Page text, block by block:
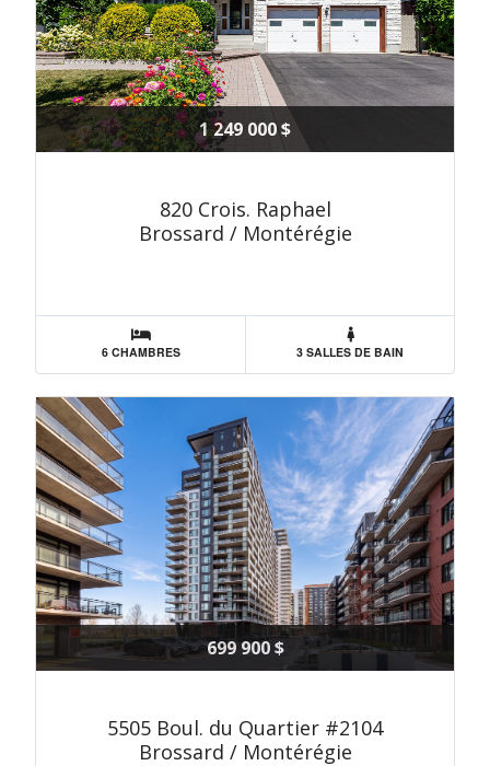
1 249 000 $
820 Crois. Raphael
Brossard / Montérégie
6 CHAMBRES 3 SALLES DE BAIN
699 900 $
5505 Boul. du Quartier #2104
Brossard / Montérégie